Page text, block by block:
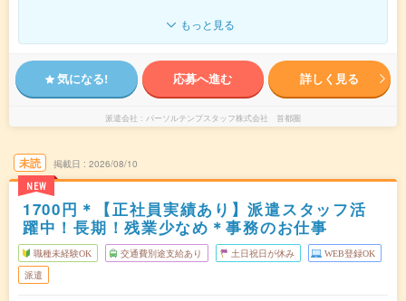
もっと見る
気になる! 応募へ進む 詳しく見る
派遣会社 パーソルテンプスタッフ株式会社 首都圏
未読
NEW
掲載日 2026/08/10
1700円＊【正社員実績あり】派遣スタッフ活
躍中！長期！残業少なめ＊事務のお仕事
職種未経験OK 交通費別途支給あり 土日祝日が休み WEB登録OK
派遣